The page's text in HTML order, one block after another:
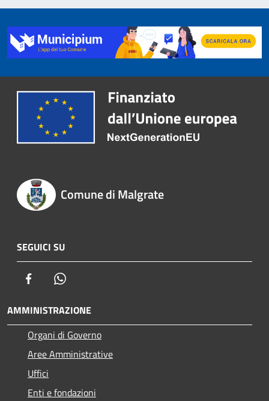
Comune di Malgrate
SEGUICI SU
Facebook
AMMINISTRAZIONE
Organi di Governo
Aree Amministrative
Uffici
Enti e fondazioni